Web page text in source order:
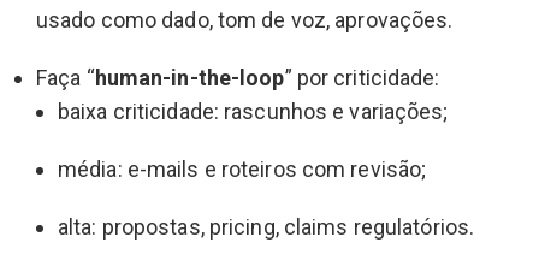
usado como dado, tom de voz, aprovações.
Faça “human-in-the-loop” por criticidade:
baixa criticidade: rascunhos e variações;
média: e-mails e roteiros com revisão;
alta: propostas, pricing, claims regulatórios.